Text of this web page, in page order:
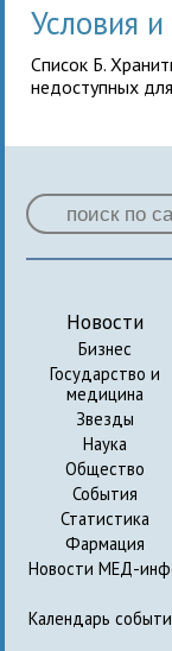
Условия
Список Б.
недоступных
Новости
Бизнес
Государство и
медицина
Звезды
Наука
Общество
События
Статистика
Фармация
Новости МЕД-
Календарь